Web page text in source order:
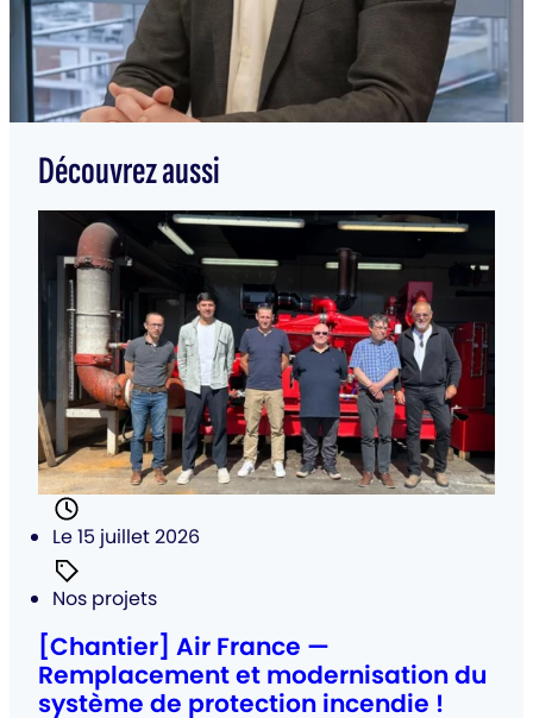
Découvrez aussi
Posté
Le 15 juillet 2026
Catégorie
Nos projets
[Chantier] Air France —
Remplacement et modernisation du
système de protection incendie !